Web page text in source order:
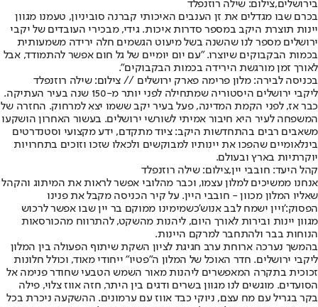
בירושלים,צילום: שילה רוזנפלד
בכרם שבו מגדלים את זן הענבים האיכותי קברנה סוביניון, טעמנו מגוון
יינות תוצרת היקב במספר סדרות איכות. גידי, מבכירי העובדים של יקבי
ירושלים מספר לנו שהשנה בשל מיעוט הגשמים חלה ירידה משמעותית
בכמות הבקבוקים שיוצרו. "עם יום יומיים של גל חום אפשר להתמודד, אבל
לאורך זמן מורגשת הירידה בכמות הבקבוקים".
בכניסה לבירה: מלון פרימה פארק ירושלים // צילום: שילה רוזנפלד
ליקבי ירושלים היסטוריה שמתחילה לפני יותר מ-150 שנה בעיר העתיקה.
כבר אז, לפני הקמת המדינה, פעל בעיר יקב ששמו יצא למרחוק. החזרה של
המשפחה לעיר היא חיבור אמיתי לשורשי ירושלים. בעשור האחרון הושקעו
משאבים רבים בהתחדשות היקב: ציוד מתקדם, ידע מקצועי וסטנדרטים
בינלאומיים שהפכו את יינותיו למבוקשים ולכאלו שזכו וזוכים בתחרויות
יוקרתיות בארץ ובעולם.
קהל היעד: חובבי יין,צילום: שילה רוזנפלד
אנחנו ממשיכים למלון עצמו, וכבר מהלובי אפשר לראות את המיתוג והקהל
שאליו המלון מכוון - חובבי היין. על קיר הכניסה מקבל את פנינו
הפסוק:'ויין ישמח לבב אנוש'כשמימינו ממוקם בר יין שבו אפשר לרכוש
מגוון יינות ובירות לאורך היום, ליהנות מהשקט, להתרווח מהכורסאות
הנוחות בבר ולהתחבר למרקם היינות.
בהמשך נערכה ארוחת ערב חגיגת לציון השקת שיתוף הפעולה בין המלון
ליקבי ירושלים. חדר האוכל של המלון ה"פטיו" ייחודי מאוד, וכולל חלונות
זכוכית בתקרה המאפשרים ליהנות מאור השמש הטבעי שחודר פנימה אל
הסועדים. מוגשים לנו מגוון בשרים ודגים בין היתר, חזה אווז צלוי, פילה
בקר בגריל עם מח עצם, ניוקי כבד אווז עם ערמונים. ההשקעה ניכרת בכל